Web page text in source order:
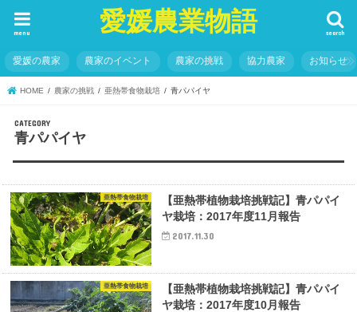
愛媛農業物語 search
menu
愛媛の農家 農家のイベント 農家の挑戦 協力農家 お知らせ
HOME 農家の挑戦 亜熱帯食物栽培 青パパイヤ
青パパイヤ
亜熱帯食物栽培
【亜熱帯植物栽培挑戦記】青パパイ
ヤ栽培：2017年度11月報告
2017.11.30
亜熱帯食物栽培
【亜熱帯植物栽培挑戦記】青パパイ
ヤ栽培：2017年度10月報告